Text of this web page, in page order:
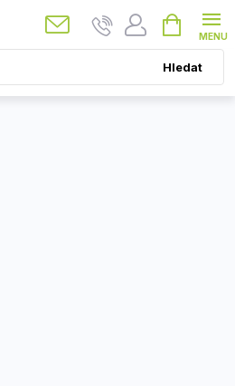
Hledat
Nákupní
košík